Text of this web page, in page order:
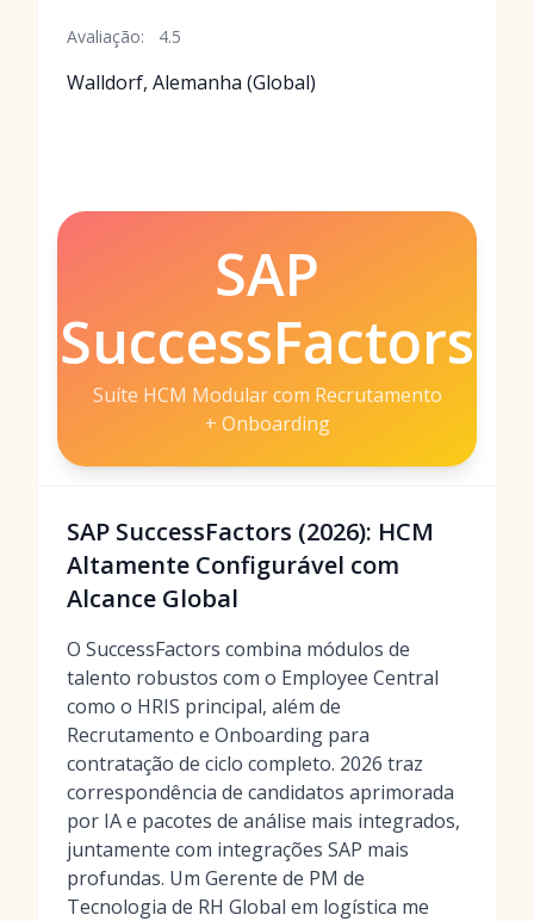
Avaliação: 4.5
Walldorf, Alemanha (Global)
SAP
SuccessFactors
Suíte HCM Modular com Recrutamento
+ Onboarding
SAP SuccessFactors (2026): HCM
Altamente Configurável com
Alcance Global
O SuccessFactors combina módulos de
talento robustos com o Employee Central
como o HRIS principal, além de
Recrutamento e Onboarding para
contratação de ciclo completo. 2026 traz
correspondência de candidatos aprimorada
por IA e pacotes de análise mais integrados,
juntamente com integrações SAP mais
profundas. Um Gerente de PM de
Tecnologia de RH Global em logística me